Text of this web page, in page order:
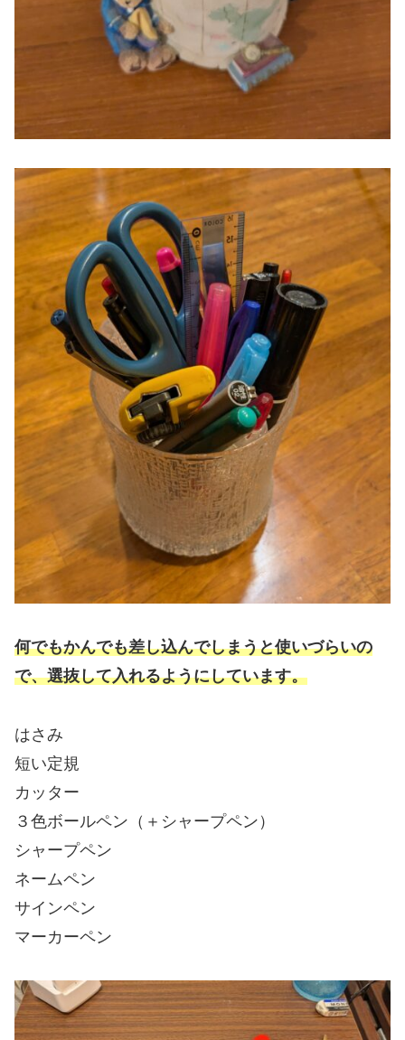
何でもかんでも差し込んでしまうと使いづらいの
で、選抜して入れるようにしています。
はさみ
短い定規
カッター
３色ボールペン（＋シャープペン）
シャープペン
ネームペン
サインペン
マーカーペン